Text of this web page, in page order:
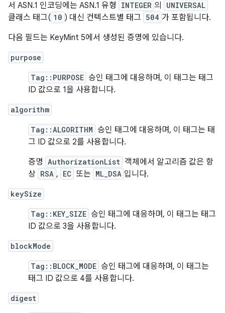
서 ASN.1 인코딩에는 ASN.1 유형
INTEGER 의 UNIVERSAL
클래스 태그( 10 ) 대신 컨텍스트별 태그 504 가 포함됩니다.
다음 필드는 KeyMint 5에서 생성된 증명에 있습니다.
purpose
Tag::PURPOSE 승인 태그에 대응하며, 이 태그는 태그
ID 값으로 1을 사용합니다.
algorithm
Tag::ALGORITHM 승인 태그에 대응하며, 이 태그는 태
그 ID 값으로 2를 사용합니다.
증명 AuthorizationList 객체에서 알고리즘 값은 항
상 RSA , EC 또는 ML_DSA 입니다.
keySize
Tag::KEY_SIZE 승인 태그에 대응하며, 이 태그는 태그
ID 값으로 3을 사용합니다.
blockMode
Tag::BLOCK_MODE 승인 태그에 대응하며, 이 태그는
태그 ID 값으로 4를 사용합니다.
digest